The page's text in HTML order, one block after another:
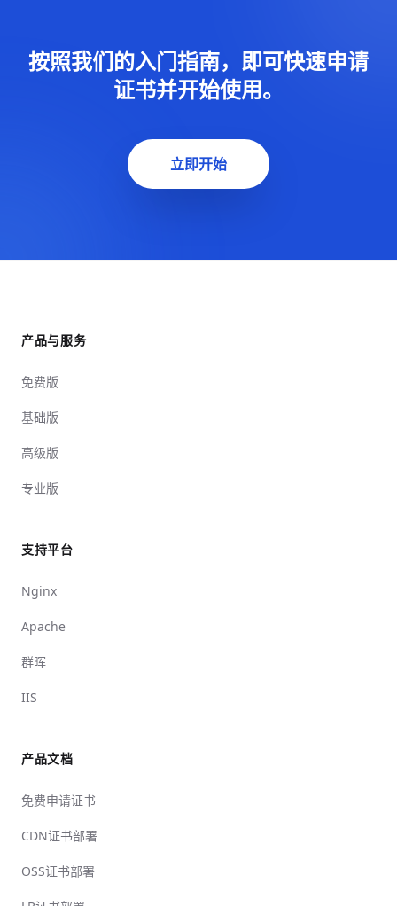
按照我们的入门指南，即可快速申请
证书并开始使用。
立即开始
产品与服务
免费版
基础版
高级版
专业版
支持平台
Nginx
Apache
群晖
IIS
产品文档
免费申请证书
CDN证书部署
OSS证书部署